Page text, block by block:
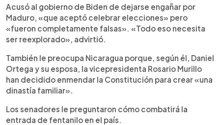
Acusó al gobierno de Biden de dejarse engañar por
Maduro, «que aceptó celebrar elecciones» pero
«fueron completamente falsas». «Todo eso necesita
ser reexplorado», advirtió.
También le preocupa Nicaragua porque, según él, Daniel
Ortega y su esposa, la vicepresidenta Rosario Murillo
han decidido enmendar la Constitución para crear «una
dinastía familiar».
Los senadores le preguntaron cómo combatirá la
entrada de fentanilo en el país.